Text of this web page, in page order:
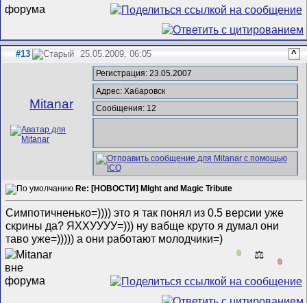
#13 25.05.2009, 06:05 ^
Mitanar
Регистрация: 23.05.2007
Адрес: Хабаровск
Сообщения: 12
Re: [НОВОСТИ] MIght and Magic Tribute
Симпотичненько=)))) это я так понял из 0.5 версии уже
скрины да? ЯХХУУУУ=))) ну вабще круто я думал они
таво уже=))))) а они работают молодчики=)
0 ⚖️
0